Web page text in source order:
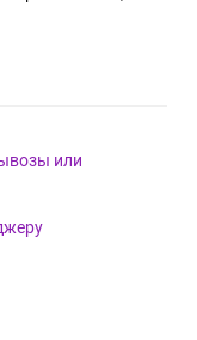
или